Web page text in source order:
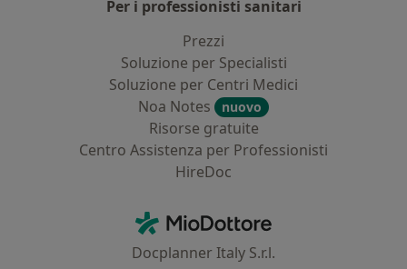
Per i professionisti sanitari
Prezzi
Soluzione per Specialisti
Soluzione per Centri Medici
Noa Notes
nuovo
Risorse gratuite
Centro Assistenza per Professionisti
HireDoc
MioDottore - Homepage
Docplanner Italy S.r.l.